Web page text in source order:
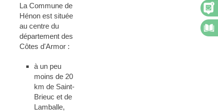
La Commune de
Hénon est située
au centre du
département des
Côtes d'Armor :
à un peu
moins de 20
km de Saint-
Brieuc et de
Lamballe,